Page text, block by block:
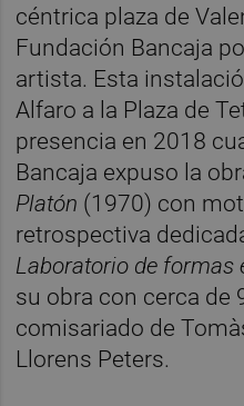
céntrica plaza de
Fundación Bancaja
artista. Esta
Alfaro a la Plaza de
presencia en 2018
Bancaja expuso la
Platón (1970) con
retrospectiva
Laboratorio de formas
su obra con cerca de
comisariado de
Llorens Peters.